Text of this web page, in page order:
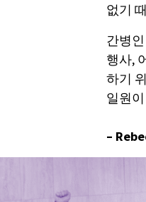
없기
간병
행사,
하기
일원
–